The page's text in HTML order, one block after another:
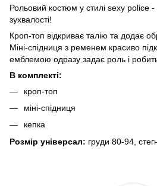
Рольовий костюм у стилі sexy police -
зухвалості!
Кроп-топ відкриває талію та додає
Міні-спідниця з ременем красиво
емблемою одразу задає роль і
В комплекті:
кроп-топ
міні-спідниця
кепка
Розмір універсал: груди 80-94,